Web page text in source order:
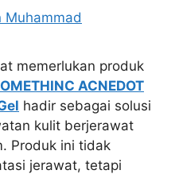
Muhammad
memerlukan produk
ACNEDOT
hadir sebagai solusi
kulit berjerawat
Produk ini tidak
jerawat, tetapi